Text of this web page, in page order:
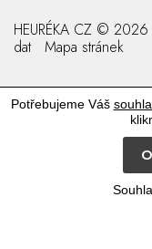
HEURÉKA CZ © 2026
dat
Mapa stránek
Potřebujeme Váš